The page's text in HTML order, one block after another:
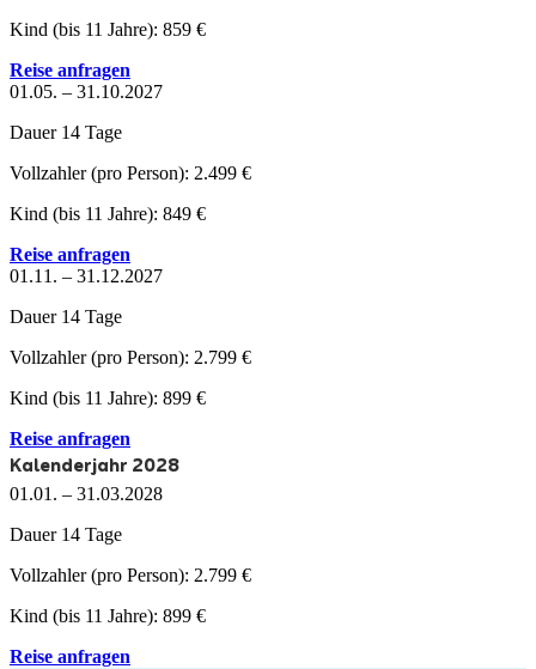
Kind (bis 11 Jahre): 859 €
Reise anfragen
01.05. – 31.10.2027
Dauer 14 Tage
Vollzahler(pro Person): 2.499 €
Kind (bis 11 Jahre): 849 €
Reise anfragen
01.11. – 31.12.2027
Dauer 14 Tage
Vollzahler(pro Person): 2.799 €
Kind (bis 11 Jahre): 899 €
Reise anfragen
Kalenderjahr 2028
01.01. – 31.03.2028
Dauer 14 Tage
Vollzahler(pro Person): 2.799 €
Kind (bis 11 Jahre): 899 €
Reise anfragen